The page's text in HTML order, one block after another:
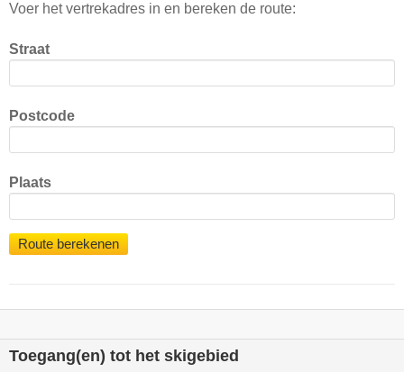
Voer het vertrekadres in en bereken de route:
Straat
Postcode
Plaats
Route berekenen
Toegang(en) tot het skigebied